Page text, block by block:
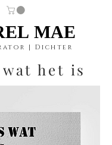
| Dichter
MAE
MAE
het is